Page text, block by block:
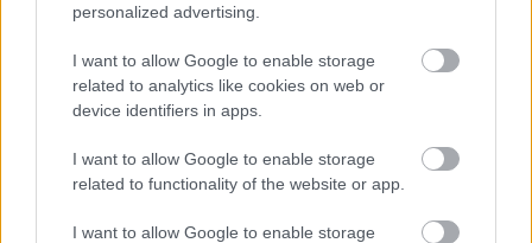
personalized advertising.
I want to allow Google to enable storage
related to analytics like cookies on web or
device identifiers in apps.
I want to allow Google to enable storage
related to functionality of the website or app.
I want to allow Google to enable storage
Paks II.: Mit jelent az 5. blokk új
mérföldköve a felülvizsgálat
árnyékában?
Amire többmillióan vártunk: szombattól
másodfokúra csökken a riasztás